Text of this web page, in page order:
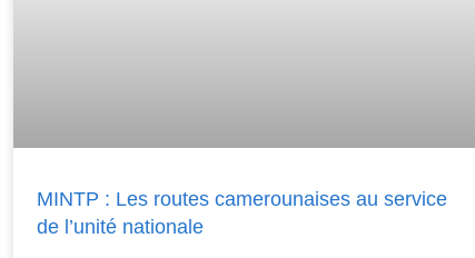
MINTP : Les routes camerounaises au service
de l’unité nationale